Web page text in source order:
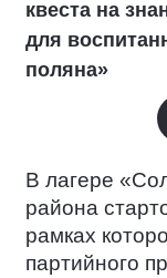
квеста на
для
поляна»
В лагере
района
рамках
партийного